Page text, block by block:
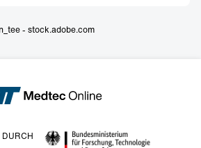
- stock.adobe.com